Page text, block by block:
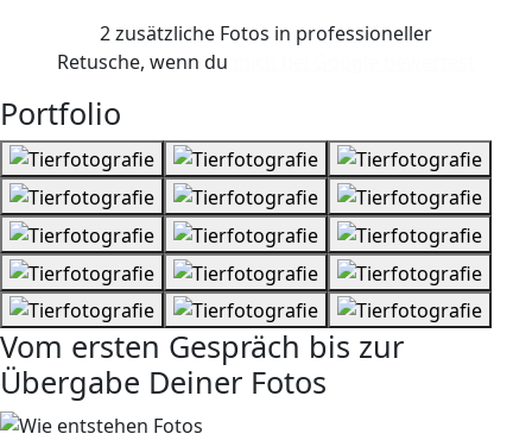
2 zusätzliche Fotos in professioneller
Retusche, wenn du
Portfolio
Vom ersten Gespräch bis zur
Übergabe Deiner Fotos